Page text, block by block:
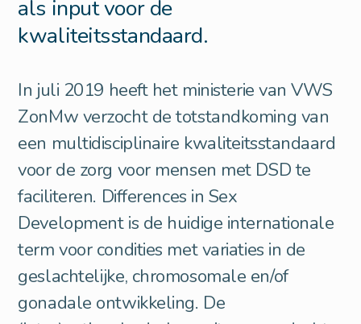
als input voor de
kwaliteitsstandaard.
In juli 2019 heeft het ministerie van VWS
ZonMw verzocht de totstandkoming van
een multidisciplinaire kwaliteitsstandaard
voor de zorg voor mensen met DSD te
faciliteren. Differences in Sex
Development is de huidige internationale
term voor condities met variaties in de
geslachtelijke, chromosomale en/of
gonadale ontwikkeling. De